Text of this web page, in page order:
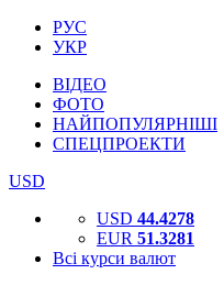
РУС
УКР
ВІДЕО
ФОТО
НАЙПОПУЛЯРНІШІ
СПЕЦПРОЕКТИ
USD
USD 44.4278
EUR 51.3281
Всі курси валют